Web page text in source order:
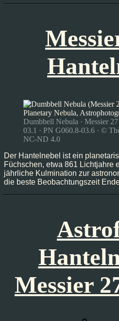
Dumbbell Nebula · Messier
03.1 · PN G060.8-03.6 · ©
NC-ND 4.0
Der Hantelnebel ist ein
Füchschen, etwa 861 Lichtjahre
jährliche Kulmination zur
die beste Beobachtungszeit
Messier